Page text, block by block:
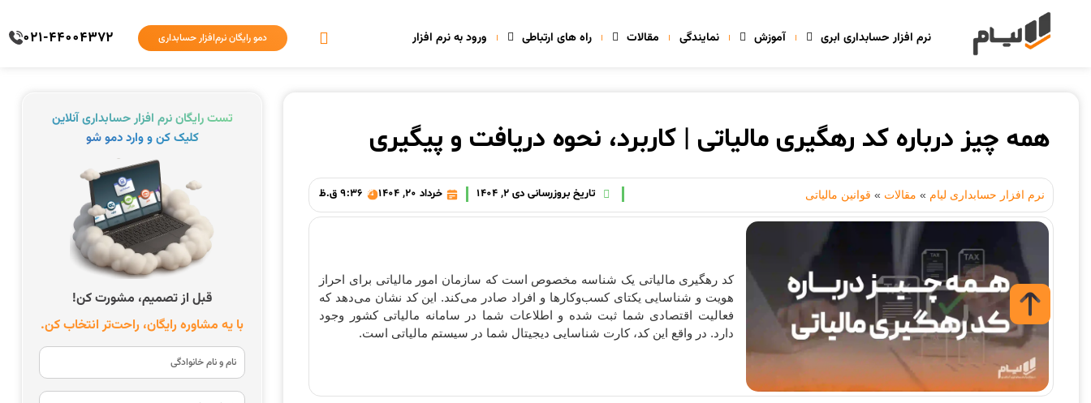
نرم افزار حسابداری ابری آموزش نمایندگی مقالات راه های ارتباطی ورود به نرم افزار دمو رایگان نرم‌افزار حسابداری 021-44004372
همه چیز درباره کد رهگیری مالیاتی | کاربرد، نحوه دریافت و پیگیری
نرم افزار حسابداری لیام » مقالات » قوانین مالیاتی تاریخ بروزرسانی دی 2, 1404 خرداد 20, 1404 9:36 ق.ظ
کد رهگیری مالیاتی یک شناسه‌ مخصوص است که سازمان امور مالیاتی برای احراز
هویت و شناسایی یکتای کسب‌وکارها و افراد صادر می‌کند. این کد نشان می‌دهد که
فعالیت اقتصادی شما ثبت شده و اطلاعات شما در سامانه مالیاتی کشور وجود
دارد. در واقع این کد، کارت شناسایی دیجیتال شما در سیستم مالیاتی است.
تست رایگان نرم افزار حسابداری آنلاین
کلیک کن و وارد دمو شو
قبل از تصمیم، مشورت کن!
با یه مشاوره رایگان، راحت‌تر انتخاب کن.